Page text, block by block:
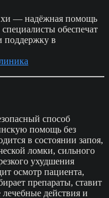
— надёжная помощь
обеспечат
поддержку в
способ
помощь без
в состоянии запоя,
ломки, сильного
ухудшения
осмотр пациента,
препараты, ставит
действия и